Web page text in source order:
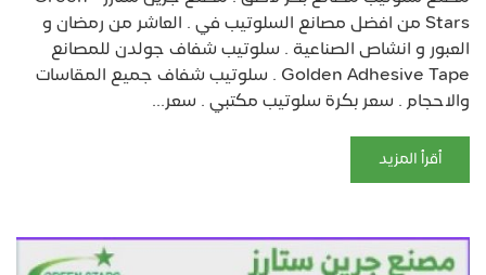
Stars من افضل مصانع السلوتيب في . العاشر من رمضان و
العبور و انشاص الصناعية . سلوتيب شفاف جولدن للمصانع
Golden Adhesive Tape . سلوتيب شفاف جميع المقاسات
والاحجام . سعر بكرة سلوتيب مكتبي . سعر...
أقرأ المزيد